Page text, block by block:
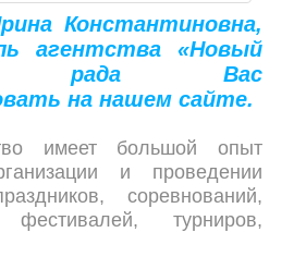
Константиновна,
агентства «Новый
рада Вас
на нашем сайте.
имеет большой опыт
и проведении
соревнований,
фестивалей, турниров,